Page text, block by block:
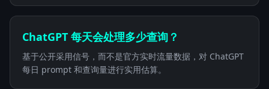
ChatGPT 每天会处理多少查询？
基于公开采用信号，而不是官方实时流量数据，对 ChatGPT
每日 prompt 和查询量进行实用估算。